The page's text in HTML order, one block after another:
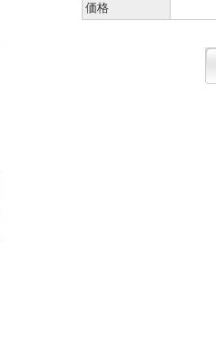
価格